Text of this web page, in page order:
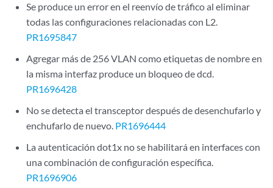
Se produce un error en el reenvío de tráfico al eliminar
todas las configuraciones relacionadas con L2.
PR1695847
Agregar más de 256 VLAN como etiquetas de nombre en
la misma interfaz produce un bloqueo de dcd.
PR1696428
No se detecta el transceptor después de desenchufarlo y
enchufarlo de nuevo. PR1696444
La autenticación dot1x no se habilitará en interfaces con
una combinación de configuración específica.
PR1696906